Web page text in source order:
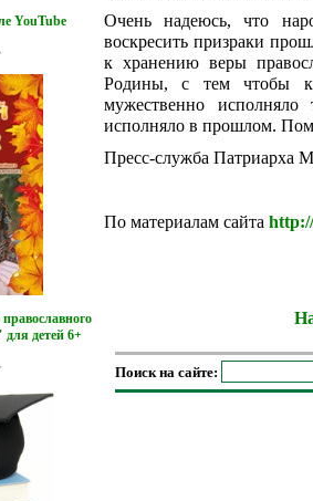
YouTube
для детей 6+
Очень надеюсь, что
воскресить призраки
к хранению веры
Родины, с тем чтобы
мужественно
исполняло в прошлом.
Пресс-служба Патриарха
По материалам сайта
Поиск на сайте: